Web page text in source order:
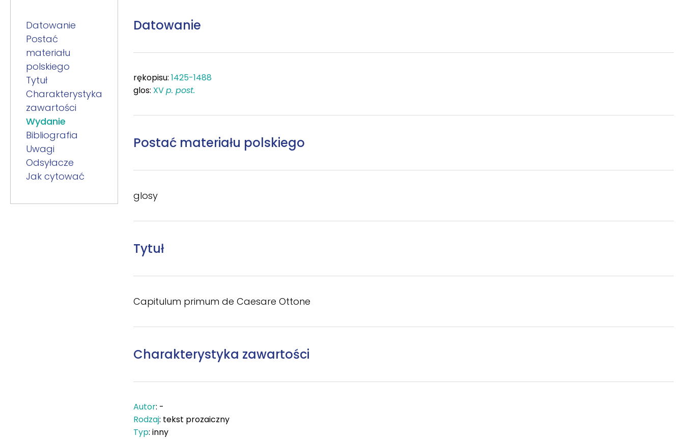
Datowanie
Postać
materiału
polskiego
Tytuł
Charakterystyka
zawartości
Wydanie
Bibliografia
Uwagi
Odsyłacze
Jak cytować
Datowanie
rękopisu: 1425-1488
glos: XVp. post.
Postać materiału polskiego
glosy
Tytuł
Capitulum primum de Caesare Ottone
Charakterystyka zawartości
Autor: -
Rodzaj: tekst prozaiczny
Typ: inny